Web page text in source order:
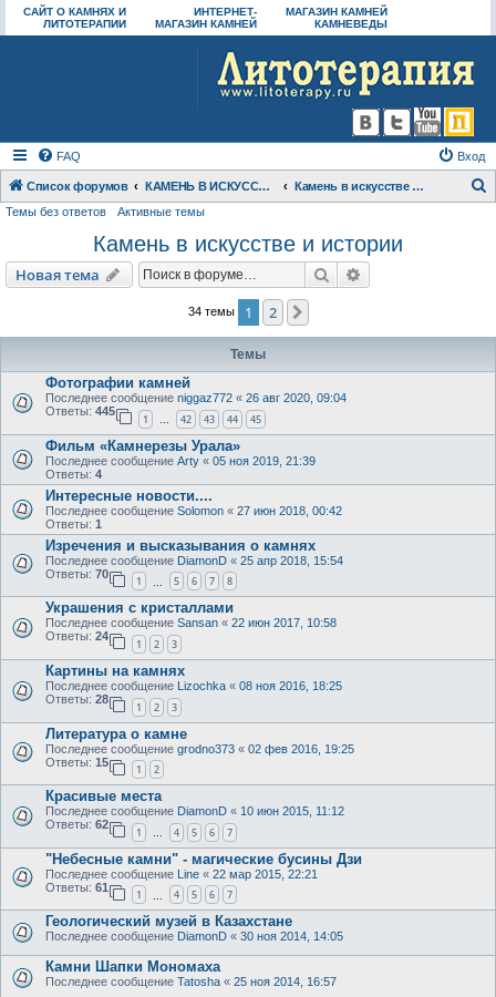
САЙТ О КАМНЯХ И
ЛИТОТЕРАПИИ
ИНТЕРНЕТ-
МАГАЗИН КАМНЕЙ
МАГАЗИН КАМНЕЙ
КАМНЕВЕДЫ
FAQ Вход
Список форумов КАМЕНЬ В ИСКУССТВЕ И ИСТОРИИ Камень в искусстве и истории
Темы без ответов Активные темы
Камень в искусстве и истории
Новая тема Поиск
34 темы 1 2
Темы
Фотографии камней
Последнее сообщение niggaz772 « 26 авг 2020, 09:04
Ответы: 445
1 … 42 43 44 45
Фильм «Камнерезы Урала»
Последнее сообщение Arty « 05 ноя 2019, 21:39
Ответы: 4
Интересные новости....
Последнее сообщение Solomon « 27 июн 2018, 00:42
Ответы: 1
Изречения и высказывания о камнях
Последнее сообщение DiamonD « 25 апр 2018, 15:54
Ответы: 70
1 5 6 7 8
Украшения с кристаллами
Последнее сообщение Sansan « 22 июн 2017, 10:58
Ответы: 24
1 2 3
Картины на камнях
Последнее сообщение Lizochka « 08 ноя 2016, 18:25
Ответы: 28
1 2 3
Литература о камне
Последнее сообщение grodno373 « 02 фев 2016, 19:25
Ответы: 15
1 2
Красивые места
Последнее сообщение DiamonD « 10 июн 2015, 11:12
Ответы: 62
1 … 4 5 6 7
"Небесные камни" - магические бусины Дзи
Последнее сообщение Line « 22 мар 2015, 22:21
Ответы: 61
1 4 5 6 7
Геологический музей в Казахстане
Последнее сообщение DiamonD « 30 ноя 2014, 14:05
Камни Шапки Мономаха
Последнее сообщение Tatosha « 25 ноя 2014, 16:57